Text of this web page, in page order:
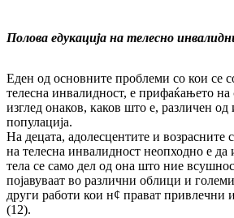
Полова едукација на телесно
Еден од основните проблеми со кои се
телесна инвалидност, е прифаќањето
изглед онаков, каков што е, различен од
популација.
На децата, адолесцентите и возрасните
на телесна инвалидност неопходно е да
тела се само дел од она што ние
појавуваат во различни облици и
други работи кои н¢ прават привлечни
(12).